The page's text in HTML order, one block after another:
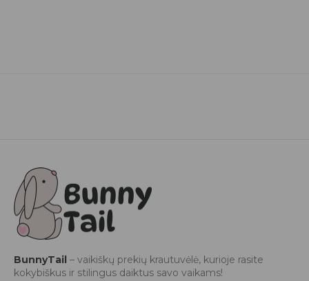
BunnyTail – vaikiškų prekių krautuvėlė, kurioje rasite
kokybiškus ir stilingus daiktus savo vaikams!